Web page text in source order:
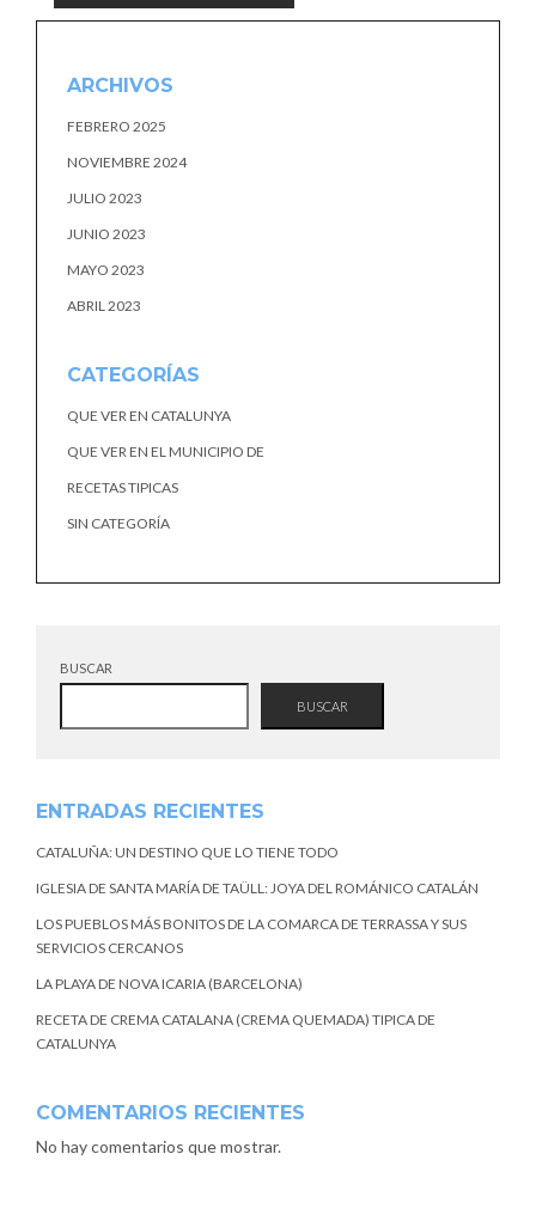
ARCHIVOS
FEBRERO 2025
NOVIEMBRE 2024
JULIO 2023
JUNIO 2023
MAYO 2023
ABRIL 2023
CATEGORÍAS
QUE VER EN CATALUNYA
QUE VER EN EL MUNICIPIO DE
RECETAS TIPICAS
SIN CATEGORÍA
BUSCAR
BUSCAR
ENTRADAS RECIENTES
CATALUÑA: UN DESTINO QUE LO TIENE TODO
IGLESIA DE SANTA MARÍA DE TAÜLL: JOYA DEL ROMÁNICO CATALÁN
LOS PUEBLOS MÁS BONITOS DE LA COMARCA DE TERRASSA Y SUS
SERVICIOS CERCANOS
LA PLAYA DE NOVA ICARIA (BARCELONA)
RECETA DE CREMA CATALANA (CREMA QUEMADA) TIPICA DE
CATALUNYA
COMENTARIOS RECIENTES
No hay comentarios que mostrar.